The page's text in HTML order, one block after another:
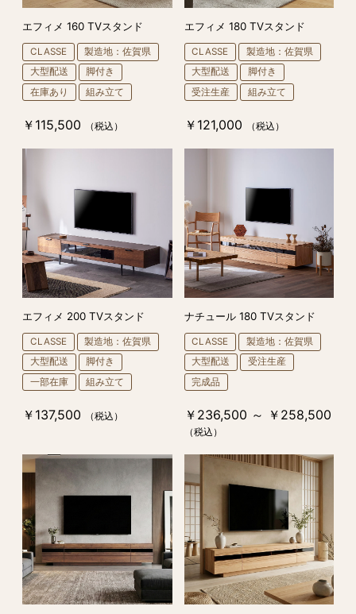
エフィメ 160 TVスタンド
CLASSE
製造地：佐賀県
大型配送
脚付き
在庫あり
組み立て
￥115,500 （税込）
エフィメ 180 TVスタンド
CLASSE
製造地：佐賀県
大型配送
脚付き
受注生産
組み立て
￥121,000 （税込）
エフィメ 200 TVスタンド
CLASSE
製造地：佐賀県
大型配送
脚付き
一部在庫
組み立て
￥137,500 （税込）
ナチュール 180 TVスタンド
CLASSE
製造地：佐賀県
大型配送
受注生産
完成品
￥236,500 ～ ￥258,500
（税込）